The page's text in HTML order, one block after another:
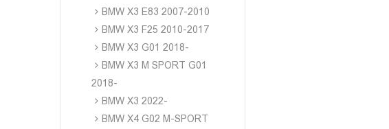
BMW X3 E83 2007-2010
BMW X3 F25 2010-2017
BMW X3 G01 2018-
BMW X3 M SPORT G01
2018-
BMW X3 2022-
BMW X4 G02 M-SPORT